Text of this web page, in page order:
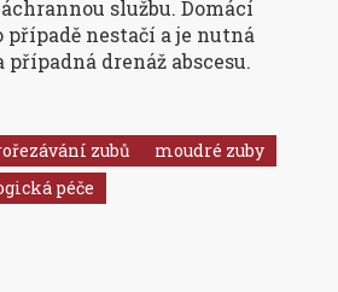
službu. Domácí
nestačí a je nutná
drenáž abscesu.
zubů
moudré zuby
péče